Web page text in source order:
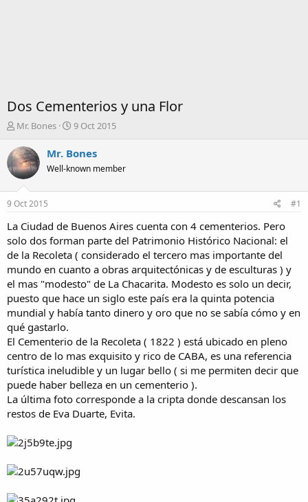
Dos Cementerios y una Flor
I
i
c
i
d
r
d
e
l
t
e
m
a
Mr. Bones
F
c
a
n
i
c
o
9 Oct 2015
Mr. Bones
Well-known member
9 Oct 2015 #1
La Ciudad de Buenos Aires cuenta con 4 cementerios. Pero
solo dos forman parte del Patrimonio Histórico Nacional: el
de la Recoleta ( considerado el tercero mas importante del
mundo en cuanto a obras arquitectónicas y de esculturas ) y
el mas "modesto" de La Chacarita. Modesto es solo un decir,
puesto que hace un siglo este país era la quinta potencia
mundial y había tanto dinero y oro que no se sabía cómo y en
qué gastarlo.
El Cementerio de la Recoleta ( 1822 ) está ubicado en pleno
centro de lo mas exquisito y rico de CABA, es una referencia
turística ineludible y un lugar bello ( si me permiten decir que
puede haber belleza en un cementerio ).
La última foto corresponde a la cripta donde descansan los
restos de Eva Duarte, Evita.